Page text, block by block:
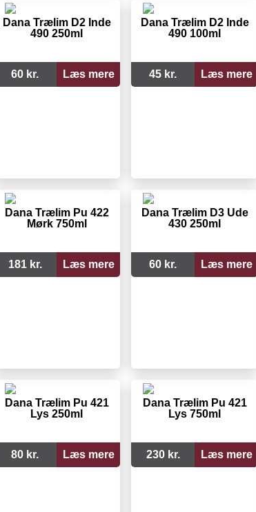
Dana Trælim D2 Inde
490 250ml
60 kr. Læs mere
Dana Trælim D2 Inde
490 100ml
45 kr. Læs mere
Dana Trælim Pu 422
Mørk 750ml
181 kr. Læs mere
Dana Trælim D3 Ude
430 250ml
60 kr. Læs mere
Dana Trælim Pu 421
Lys 250ml
80 kr. Læs mere
Dana Trælim Pu 421
Lys 750ml
230 kr. Læs mere